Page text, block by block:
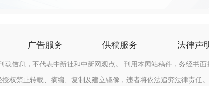
广告服务 供稿服务 法律声
载信息，不代表中新社和中新网观点。 刊用本网站稿件，务经书面
授权禁止转载、摘编、复制及建立镜像，违者将依法追究法律责任。